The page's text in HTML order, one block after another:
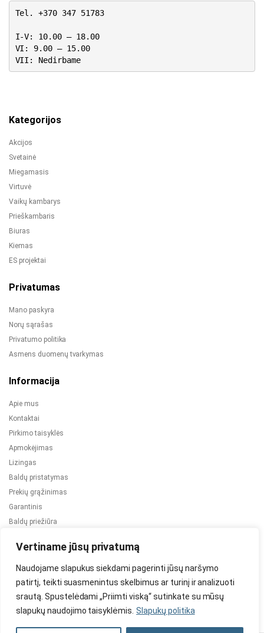
Vertiname jūsų privatumą
Naudojame slapukus siekdami pagerinti jūsų naršymo
patirtį, teikti suasmenintus skelbimus ar turinį ir analizuoti
srautą. Spustelėdami „Priimti viską“ sutinkate su mūsų
slapukų naudojimo taisyklėmis. Slapukų politika
Tel. +370 347 51783
I-V: 10.00 – 18.00
VI: 9.00 – 15.00
VII: Nedirbame
Kategorijos
Akcijos
Svetainė
Miegamasis
Virtuvė
Vaikų kambarys
Prieškambaris
Biuras
Kiemas
ES projektai
Privatumas
Mano paskyra
Norų sąrašas
Privatumo politika
Asmens duomenų tvarkymas
Informacija
Apie mus
Kontaktai
Pirkimo taisyklės
Apmokėjimas
Lizingas
Baldų pristatymas
Prekių grąžinimas
Garantinis
Baldų priežiūra
2024 © Visos teisės saugomos. Be TauBaldai.lt sutikimo draudžiama